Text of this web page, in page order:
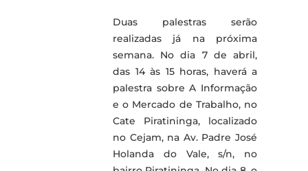
Duas palestras serão
realizadas já na próxima
semana. No dia 7 de abril,
das 14 às 15 horas, haverá a
palestra sobre A Informação
e o Mercado de Trabalho, no
Cate Piratininga, localizado
no Cejam, na Av. Padre José
Holanda do Vale, s/n, no